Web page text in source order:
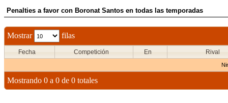
Penalties a favor con Boronat Santos en todas las temporadas
Mostrar filas
Fecha Competición En Rival
Mostrando 0 a 0 de 0 totales